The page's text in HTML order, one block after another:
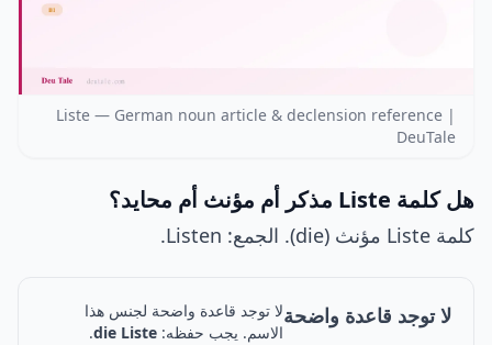
Liste — German noun article & declension reference |
DeuTale
هل كلمة Liste مذكر أم مؤنث أم محايد؟
كلمة Liste مؤنث (die). الجمع: Listen.
لا توجد قاعدة واضحةلا توجد قاعدة واضحة لجنس هذا
الاسم. يجب حفظه: die Liste
.